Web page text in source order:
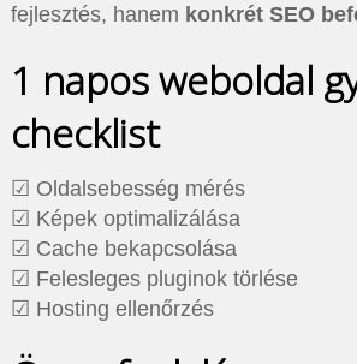
fejlesztés, hanem konkrét SEO
1 napos weboldal
checklist
☑ Oldalsebesség mérés
☑ Képek optimalizálása
☑ Cache bekapcsolása
☑ Felesleges pluginok törlése
☑ Hosting ellenőrzés